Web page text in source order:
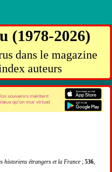
(1978-2026)
dans le magazine
auteurs
historiens étrangers et la France ; 536